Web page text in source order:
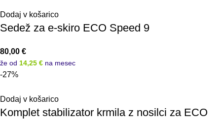
Dodaj v košarico
Sedež za e-skiro ECO Speed 9
80,00 €
že od 14,25 € na mesec
-27%
Dodaj v košarico
Komplet stabilizator krmila z nosilci za ECO